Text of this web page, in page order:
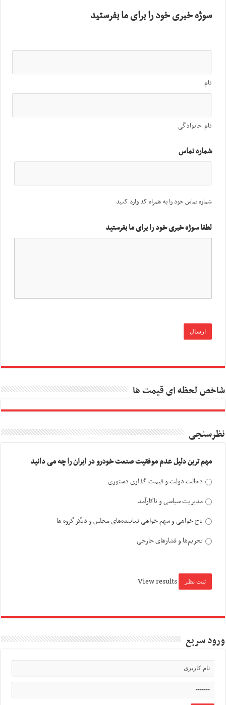
سوژه خبری خود را برای ما بفرستید
نام
نام خانوادگی
شماره تماس
شماره تماس خود را به همراه کد وارد کنید
لطفا سوژه خبری خود را برای ما بفرستید
شاخص لحظه ای قیمت ها
نظرسنجی
مهم ترین دلیل عدم موفقیت صنعت خودرو در ایران را چه می دانید
دخالت دولت و قیمت گذاری دستوری
مدیریت سیاسی و ناکارآمد
باج خواهی و سهم خواهی نماینده‌های مجلس و دیگر گروه ها
تحریم‌ها و فشارهای خارجی
View results
ورود سریع